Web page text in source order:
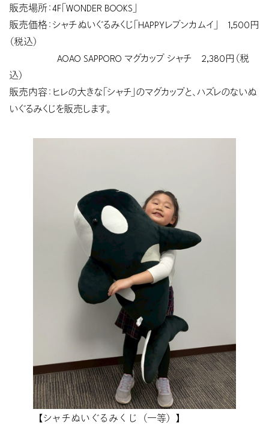
販売場所：4F「WONDER BOOKS」
販売価格：シャチぬいぐるみくじ「HAPPYレプンカムイ」 1,500円
（税込）
AOAO SAPPORO マグカップ シャチ 2,380円（税
込）
販売内容：ヒレの大きな「シャチ」のマグカップと、ハズレのないぬ
いぐるみくじを販売します。
【シャチぬいぐるみくじ（一等）】